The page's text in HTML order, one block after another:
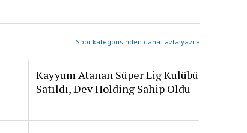
Spor kategorisinden daha fazla yazı »
Kayyum Atanan Süper Lig Kulübü
Satıldı, Dev Holding Sahip Oldu